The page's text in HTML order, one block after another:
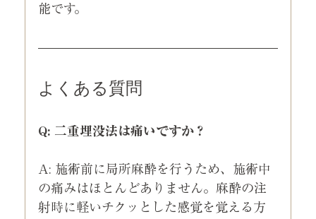
能です。
よくある質問
Q: 二重埋没法は痛いですか？
A: 施術前に局所麻酔を行うため、施術中
の痛みはほとんどありません。麻酔の注
射時に軽いチクッとした感覚を覚える方